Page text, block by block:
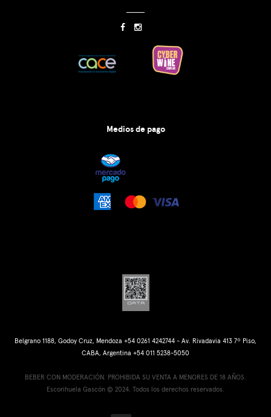
Medios de pago
Belgrano 1188, Godoy Cruz, Mendoza +54 0261 4242744 - Av. Rivadavia 413 7º Piso,
CABA, Argentina +54 011 5238-5050
BEBER CON MODERACIÓN. PROHIBIDA SU VENTA A MENORES DE 18 AÑOS.
Escorihuela Gascón © 2024. Todos los derechos reservados.